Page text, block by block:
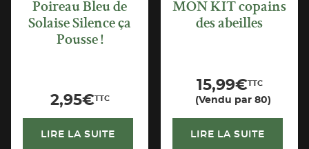
Poireau Bleu de
Solaise Silence ça
Pousse !
2,95€TTC
LIRE LA SUITE
MON KIT copains
des abeilles
15,99€TTC
(Vendu par 80)
LIRE LA SUITE